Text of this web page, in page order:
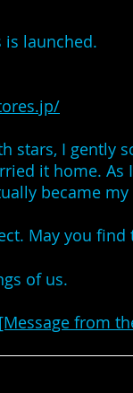
launched.
stars, I gently
it home. As
became
May you
of us​.
from